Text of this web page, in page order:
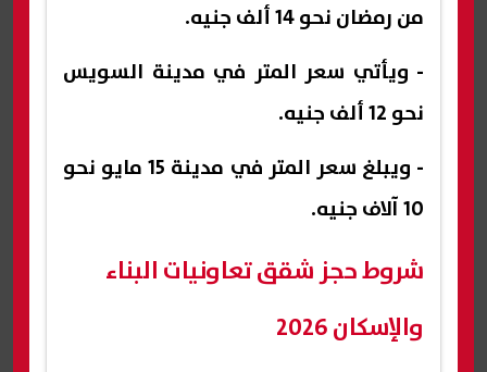
من رمضان نحو 14 ألف جنيه.
- ويأتي سعر المتر في مدينة السويس
نحو 12 ألف جنيه.
- ويبلغ سعر المتر في مدينة 15 مايو نحو
10 آلاف جنيه.
شروط حجز شقق تعاونيات البناء
والإسكان 2026